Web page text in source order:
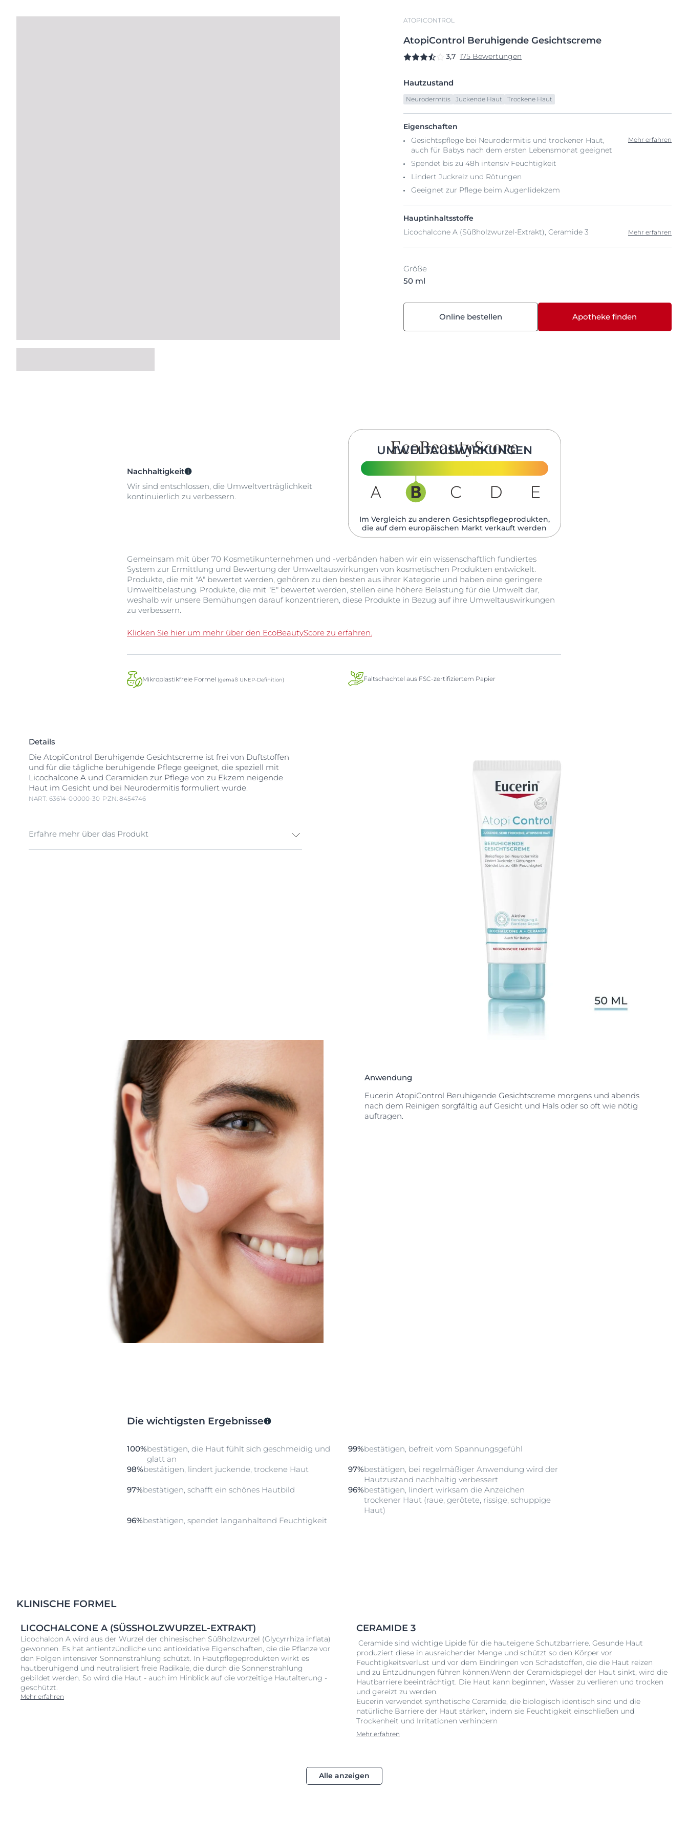
ATOPICONTROL
AtopiControl Beruhigende Gesichtscreme
3,7 175 Bewertungen
Hautzustand
Neurodermitis Juckende Haut Trockene Haut
Eigenschaften
Gesichtspflege bei Neurodermitis und trockener Haut,
auch für Babys nach dem ersten Lebensmonat geeignet
Spendet bis zu 48h intensiv Feuchtigkeit
Lindert Juckreiz und Rötungen
Geeignet zur Pflege beim Augenlidekzem
Mehr erfahren
Hauptinhaltsstoffe
Licochalcone A (Süßholzwurzel-Extrakt), Ceramide 3
Mehr erfahren
Größe
50 ml
Online bestellen Apotheke finden
Nachhaltigkeit
Wir sind entschlossen, die Umweltverträglichkeit
kontinuierlich zu verbessern.
UMWELTAUSWIRKUNGEN
Im Vergleich zu anderen Gesichtspflegeprodukten,
die auf dem europäischen Markt verkauft werden​
Gemeinsam mit über 70 Kosmetikunternehmen und -verbänden haben wir ein wissenschaftlich fundiertes
System zur Ermittlung und Bewertung der Umweltauswirkungen von kosmetischen Produkten entwickelt.
Produkte, die mit "A" bewertet werden, gehören zu den besten aus ihrer Kategorie und haben eine geringere
Umweltbelastung. Produkte, die mit "E" bewertet werden, stellen eine höhere Belastung für die Umwelt dar,
weshalb wir unsere Bemühungen darauf konzentrieren, diese Produkte in Bezug auf ihre Umweltauswirkungen
zu verbessern.
Klicken Sie hier um mehr über den EcoBeautyScore zu erfahren.
Mikroplastikfreie Formel (gemäß UNEP-Definition) Faltschachtel aus FSC-zertifiziertem Papier
Details
Die AtopiControl Beruhigende Gesichtscreme ist frei von Duftstoffen
und für die tägliche beruhigende Pflege geeignet, die speziell mit
Licochalcone A und Ceramiden zur Pflege von zu Ekzem neigende
Haut im Gesicht und bei Neurodermitis formuliert wurde.
NART: 63614-00000-30 PZN: 8454746
Erfahre mehr über das Produkt
für Babys nach dem ersten Lebensmonat, Kinder und Erwachsene
Anwendung
Eucerin AtopiControl Beruhigende Gesichtscreme morgens und abends
nach dem Reinigen sorgfältig auf Gesicht und Hals oder so oft wie nötig
auftragen.
Die wichtigsten Ergebnisse
100%bestätigen, die Haut fühlt sich geschmeidig und
glatt an
99%bestätigen, befreit vom Spannungsgefühl
98%bestätigen, lindert juckende, trockene Haut 97%bestätigen, bei regelmäßiger Anwendung wird der
Hautzustand nachhaltig verbessert
97%bestätigen, schafft ein schönes Hautbild 96%bestätigen, lindert wirksam die Anzeichen
trockener Haut (raue, gerötete, rissige, schuppige
Haut)
96%bestätigen, spendet langanhaltend Feuchtigkeit
KLINISCHE FORMEL
LICOCHALCONE A (SÜSSHOLZWURZEL-EXTRAKT)
Licochalcon A wird aus der Wurzel der chinesischen Süßholzwurzel (Glycyrrhiza inflata)
gewonnen. Es hat antientzündliche und antioxidative Eigenschaften, die die Pflanze vor
den Folgen intensiver Sonnenstrahlung schützt. In Hautpflegeprodukten wirkt es
hautberuhigend und neutralisiert freie Radikale, die durch die Sonnenstrahlung
gebildet werden. So wird die Haut - auch im Hinblick auf die vorzeitige Hautalterung -
geschützt.
Mehr erfahren
CERAMIDE 3
Ceramide sind wichtige Lipide für die hauteigene Schutzbarriere. Gesunde Haut
produziert diese in ausreichender Menge und schützt so den Körper vor
Feuchtigkeitsverlust und vor dem Eindringen von Schadstoffen, die die Haut reizen
und zu Entzüdnungen führen können.Wenn der Ceramidspiegel der Haut sinkt, wird die
Hautbarriere beeinträchtigt. Die Haut kann beginnen, Wasser zu verlieren und trocken
und gereizt zu werden.
Eucerin verwendet synthetische Ceramide, die biologisch identisch sind und die
natürliche Barriere der Haut stärken, indem sie Feuchtigkeit einschließen und
Trockenheit und Irritationen verhindern
Mehr erfahren
Alle anzeigen